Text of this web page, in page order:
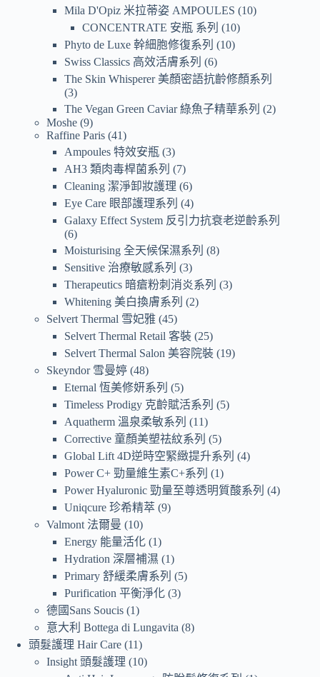
Mila D'Opiz 米拉蒂姿 AMPOULES
10
CONCENTRATE 安瓶 系列
10
Phyto de Luxe 幹細胞修復系列
10
Swiss Classics 高效活膚系列
6
The Skin Whisperer 美顏密語抗齡修顏系列
3
The Vegan Green Caviar 綠魚子精華系列
2
Moshe 9
Raffine Paris 41
Ampoules 特效安瓶 3
AH3 類肉毒桿菌系列
7
Cleaning 潔淨卸妝護理 6
Eye Care 眼部護理系列
4
Galaxy Effect System 反引力抗衰老逆齡系列
6
Moisturising 全天候保濕系列
8
Sensitive 治療敏感系列
3
Therapeutics 暗瘡粉刺消炎系列
3
Whitening 美白換膚系列
2
Selvert Thermal 雪妃雅 45
Selvert Thermal Retail 客裝 25
Selvert Thermal Salon 美容院裝 19
Skeyndor 雪曼婷 48
Eternal 恆美修妍系列
5
Timeless Prodigy 克齡賦活系列
5
Aquatherm 溫泉柔敏系列
11
Corrective 童顏美塑祛紋系列
5
Global Lift 4D逆時空緊緻提升系列
4
Power C+ 勁量維生素C+系列
1
Power Hyaluronic 勁量至尊透明質酸系列
4
Uniqcure 珍希精萃 9
Valmont 法爾曼
10
Energy 能量活化 1
Hydration 深層補濕
1
Primary 舒緩柔膚系列
5
Purification 平衡淨化 3
德國Sans Soucis 1
意大利 Bottega di Lungavita 8
頭髮護理 Hair Care 11
Insight 頭髮護理
10